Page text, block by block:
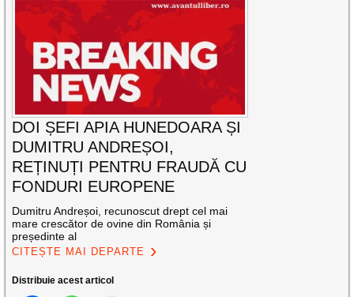
DOI ȘEFI APIA HUNEDOARA ȘI
DUMITRU ANDREȘOI,
REȚINUȚI PENTRU FRAUDĂ CU
FONDURI EUROPENE
Dumitru Andreșoi, recunoscut drept cel mai
mare crescător de ovine din România și
președinte al
CITEȘTE MAI DEPARTE
Distribuie acest articol